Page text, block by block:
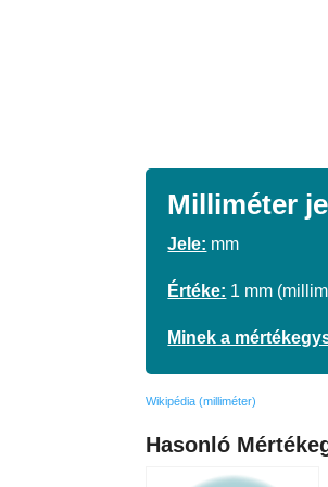
Milliméter
Jele: mm
Értéke: 1 mm
Minek a
Wikipédia (milliméter)
Hasonló